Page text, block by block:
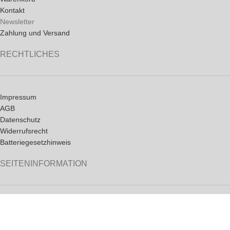
Kontakt
Newsletter
Zahlung und Versand
RECHTLICHES
Impressum
AGB
Datenschutz
Widerrufsrecht
Batteriegesetzhinweis
SEITENINFORMATION